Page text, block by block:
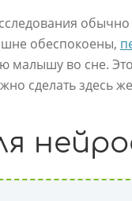
обычно
обеспокоены,
малышу во сне.
сделать здесь